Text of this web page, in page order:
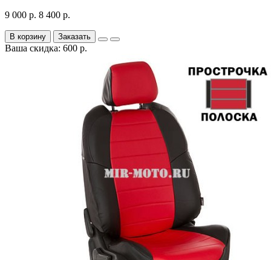
9 000 р. 8 400 р.
В корзину Заказать
Ваша скидка: 600 р.